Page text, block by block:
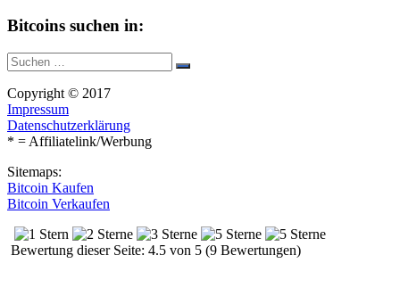
Bitcoins suchen in:
Suche
nach:
Suchen
Copyright © 2017
Impressum
Datenschutzerklärung
* = Affiliatelink/Werbung
Sitemaps:
Bitcoin Kaufen
Bitcoin Verkaufen
Bewertung dieser Seite: 4.5 von 5 (9 Bewertungen)